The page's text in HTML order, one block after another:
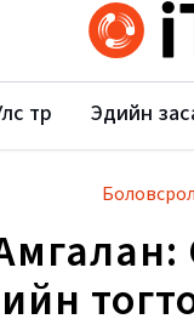
төр Эдийн
Боловсрол